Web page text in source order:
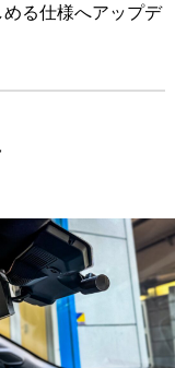
る仕様へアップデ